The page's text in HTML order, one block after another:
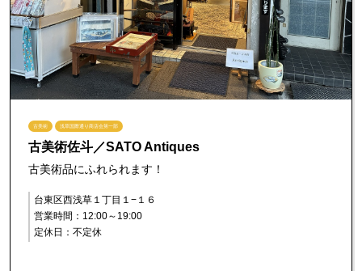
古美術 浅草国際通り商店会第一部
古美術佐斗／SATO Antiques
古美術品にふれられます！
台東区西浅草１丁目１−１６
営業時間：12:00～19:00
定休日：不定休